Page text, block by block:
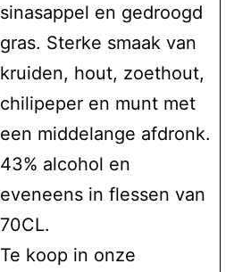
sinasappel en gedroogd
gras. Sterke smaak van
kruiden, hout, zoethout,
chilipeper en munt met
een middelange afdronk.
43% alcohol en
eveneens in flessen van
70CL.
Te koop in onze